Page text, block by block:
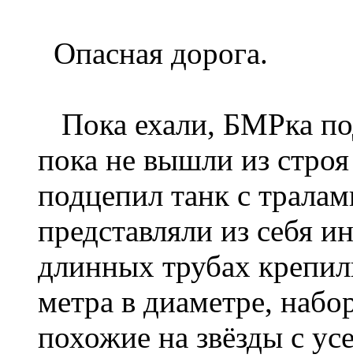
Опасная дорога.
Пока ехали, БМРка
пока не вышли из
подцепил танк с
представляли из себя
длинных трубах
метра в диаметре,
похожие на звёзды с